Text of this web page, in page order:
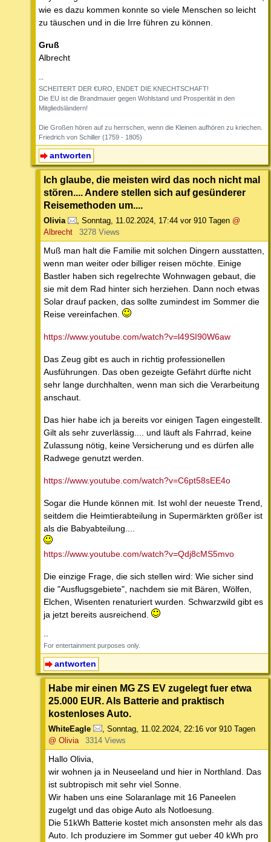
wie es dazu kommen konnte so viele Menschen so leicht
zu täuschen und in die Irre führen zu können.
Gruß
Albrecht
--
SCHEITERT DER €URO, ENDET DIE KNECHTSCHAFT!
Die EU ist die Brandmauer gegen Wohlstand und Prosperität in den
Mitgliedsländern!
Die Großen hören auf zu herrschen, wenn die Kleinen aufhören zu kriechen.
Friedrich von Schiller (1759 - 1805)
antworten
Ich glaube, die meisten wird das noch nicht mal
stören.... Andere stellen sich auf gesünderer
Reisemethoden um....
Olivia , Sonntag, 11.02.2024, 17:44 vor 910 Tagen @
Albrecht
3278 Views
Muß man halt die Familie mit solchen Dingern ausstatten,
wenn man weiter oder billiger reisen möchte. Einige
Bastler haben sich regelrechte Wohnwagen gebaut, die
sie mit dem Rad hinter sich herziehen. Dann noch etwas
Solar drauf packen, das sollte zumindest im Sommer die
Reise vereinfachen.
https://www.youtube.com/watch?v=l49SI90W6aw
Das Zeug gibt es auch in richtig professionellen
Ausführungen. Das oben gezeigte Gefährt dürfte nicht
sehr lange durchhalten, wenn man sich die Verarbeitung
anschaut.
Das hier habe ich ja bereits vor einigen Tagen eingestellt.
Gilt als sehr zuverlässig.... und läuft als Fahrrad, keine
Zulassung nötig, keine Versicherung und es dürfen alle
Radwege genutzt werden.
https://www.youtube.com/watch?v=C6pt58sEE4o
Sogar die Hunde können mit. Ist wohl der neueste Trend,
seitdem die Heimtierabteilung in Supermärkten größer ist
als die Babyabteilung....
https://www.youtube.com/watch?v=Qdj8cMS5mvo
Die einzige Frage, die sich stellen wird: Wie sicher sind
die "Ausflugsgebiete", nachdem sie mit Bären, Wölfen,
Elchen, Wisenten renaturiert wurden. Schwarzwild gibt es
ja jetzt bereits ausreichend.
--
For entertainment purposes only.
antworten
Habe mir einen MG ZS EV zugelegt fuer etwa
25.000 EUR. Als Batterie and praktisch
kostenloses Auto.
WhiteEagle Sonntag, 11.02.2024, 22:16 vor 910 Tagen
@ Olivia
3314 Views
Hallo Olivia,
wir wohnen ja in Neuseeland und hier in Northland. Das
ist subtropisch mit sehr viel Sonne.
Wir haben uns eine Solaranlage mit 16 Paneelen
zugelgt und das obige Auto als Notloesung.
Die 51kWh Batterie kostet mich ansonsten mehr als das
Auto. Ich produziere im Sommer gut ueber 40 kWh pro